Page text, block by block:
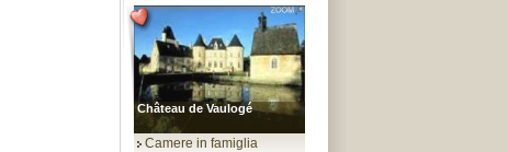
Château de Vaulogé
Camere in famiglia